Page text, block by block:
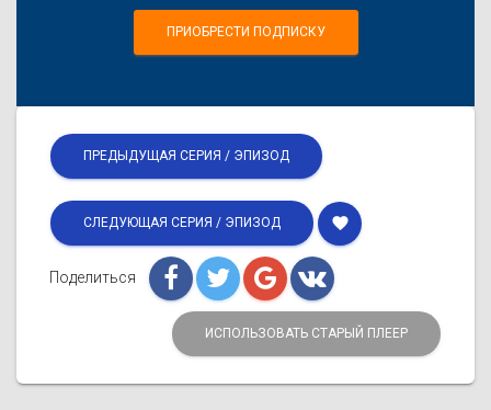
ПРИОБРЕСТИ ПОДПИСКУ
ПРЕДЫДУЩАЯ СЕРИЯ / ЭПИЗОД
СЛЕДУЮЩАЯ СЕРИЯ / ЭПИЗОД favorite
Поделиться
ИСПОЛЬЗОВАТЬ СТАРЫЙ ПЛЕЕР